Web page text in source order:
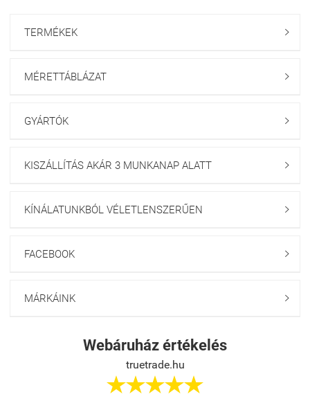
TERMÉKEK 
MÉRETTÁBLÁZAT 
GYÁRTÓK 
KISZÁLLÍTÁS AKÁR 3 MUNKANAP ALATT 
KÍNÁLATUNKBÓL VÉLETLENSZERŰEN 
FACEBOOK 
MÁRKÁINK 
Webáruház értékelés
truetrade.hu
